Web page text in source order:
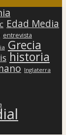
Edad Media
entrevista
Grecia
historia
Inglaterra